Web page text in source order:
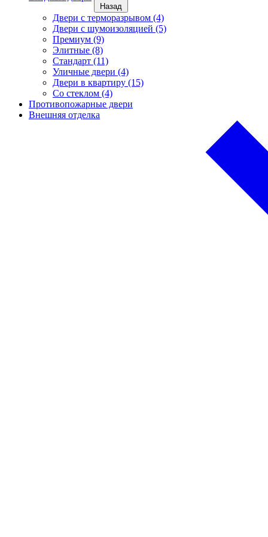
Назад
Двери с терморазрывом (4)
Двери с шумоизоляцией (5)
Премиум (9)
Элитные (8)
Стандарт (11)
Уличные двери (4)
Двери в квартиру (15)
Cо стеклом (4)
Противопожарные двери
Внешняя отделка